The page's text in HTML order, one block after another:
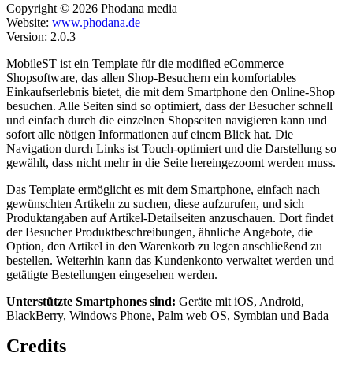
Copyright © 2026 Phodana media
Website: www.phodana.de
Version: 2.0.3
MobileST ist ein Template für die modified eCommerce
Shopsoftware, das allen Shop-Besuchern ein komfortables
Einkaufserlebnis bietet, die mit dem Smartphone den Online-Shop
besuchen. Alle Seiten sind so optimiert, dass der Besucher schnell
und einfach durch die einzelnen Shopseiten navigieren kann und
sofort alle nötigen Informationen auf einem Blick hat. Die
Navigation durch Links ist Touch-optimiert und die Darstellung so
gewählt, dass nicht mehr in die Seite hereingezoomt werden muss.
Das Template ermöglicht es mit dem Smartphone, einfach nach
gewünschten Artikeln zu suchen, diese aufzurufen, und sich
Produktangaben auf Artikel-Detailseiten anzuschauen. Dort findet
der Besucher Produktbeschreibungen, ähnliche Angebote, die
Option, den Artikel in den Warenkorb zu legen anschließend zu
bestellen. Weiterhin kann das Kundenkonto verwaltet werden und
getätigte Bestellungen eingesehen werden.
Unterstützte Smartphones sind: Geräte mit iOS, Android,
BlackBerry, Windows Phone, Palm web OS, Symbian und Bada
Credits